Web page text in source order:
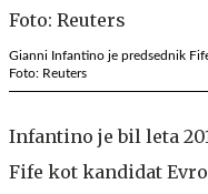
Gianni Infantino je predsednik
Foto: Reuters
Infantino je bil leta
Fife kot kandidat